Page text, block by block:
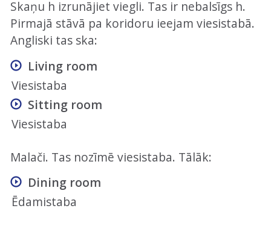
Skaņu h izrunājiet viegli. Tas ir nebalsīgs h.
Pirmajā stāvā pa koridoru ieejam viesistabā.
Angliski tas ska:
Living room
Viesistaba
Sitting room
Viesistaba
Malači. Tas nozīmē viesistaba. Tālāk:
Dining room
Ēdamistaba